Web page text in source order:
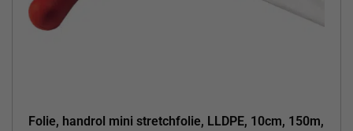
Folie, handrol mini stretchfolie, LLDPE, 10cm, 150m,